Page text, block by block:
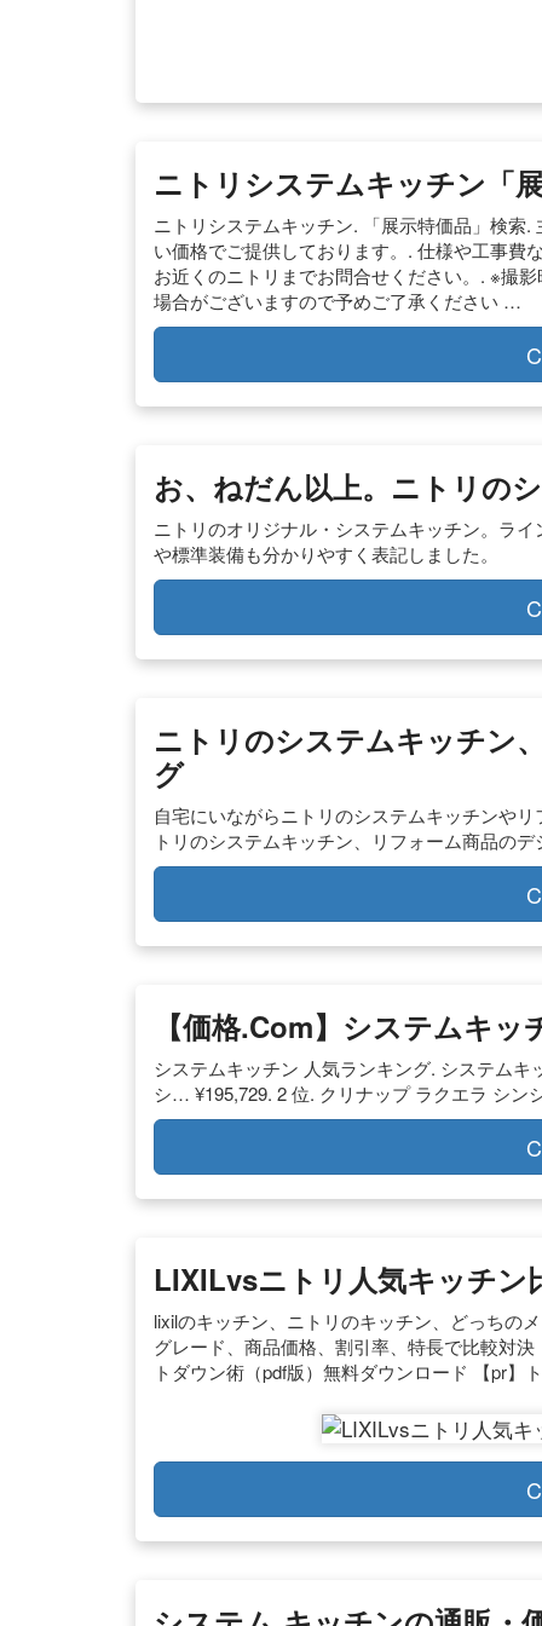
ニトリシステムキッチン「
ニトリシステムキッチン. 「展示特価品」検索
い価格でご提供しております。. 仕様や工事費
お近くのニトリまでお問合せください。. ※撮
場合がございますので予めご了承ください …
お、ねだん以上。ニトリの
ニトリのオリジナル・システムキッチン。ラ
や標準装備も分かりやすく表記しました。
ニトリのシステムキッチン
グ
自宅にいながらニトリのシステムキッチンや
トリのシステムキッチン、リフォーム商品の
【価格.com】システムキ
システムキッチン 人気ランキング. システム
シ… ¥195,729. 2 位. クリナップ ラクエラ シン
LIXILvsニトリ人気キッチン
lixilのキッチン、ニトリのキッチン、どっちの
グレード、商品価格、割引率、特長で比較対
トダウン術（pdf版）無料ダウンロード 【pr